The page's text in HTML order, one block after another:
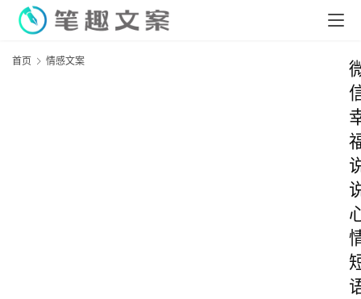
首页 情感文案